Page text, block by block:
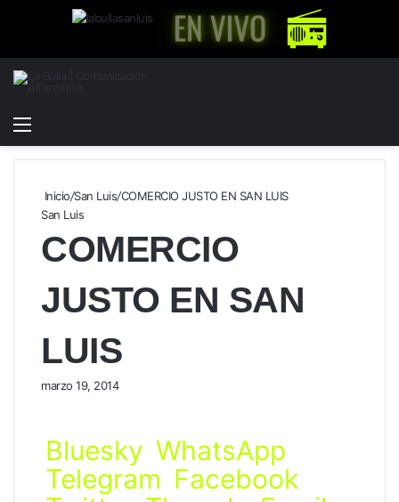
Menú
por skin
Inicio/San Luis/COMERCIO JUSTO EN SAN LUIS
San Luis
COMERCIO
JUSTO EN SAN
LUIS
marzo 19, 2014
Bluesky WhatsApp
Telegram Facebook